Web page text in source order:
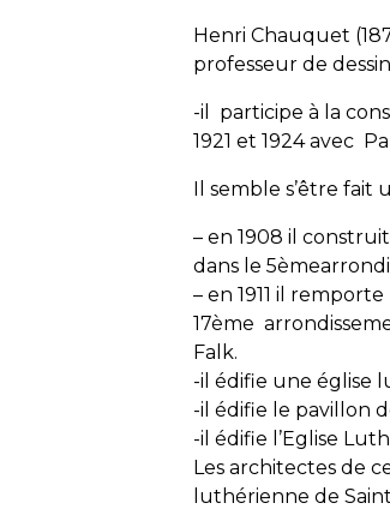
Henri Chauquet
professeur de
-il participe à la
1921 et 1924 avec
Il semble s’être fait
– en 1908 il
dans le
– en 1911 il
17ème
Falk.
-il édifie une église
-il édifie le pavillon
-il édifie l’Eglise
Les architectes de
luthérienne de